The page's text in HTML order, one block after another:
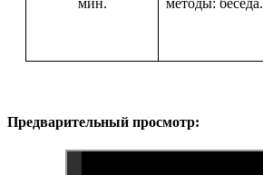
Предварительный просмотр: